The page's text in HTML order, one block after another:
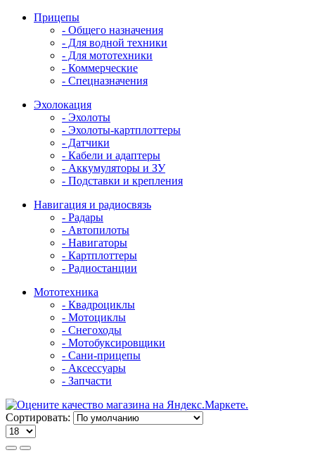
Прицепы
- Общего назначения
- Для водной техники
- Для мототехники
- Коммерческие
- Спецназначения
Эхолокация
- Эхолоты
- Эхолоты-картплоттеры
- Датчики
- Кабели и адаптеры
- Аккумуляторы и ЗУ
- Подставки и крепления
Навигация и радиосвязь
- Радары
- Автопилоты
- Навигаторы
- Картплоттеры
- Радиостанции
Мототехника
- Квадроциклы
- Мотоциклы
- Снегоходы
- Мотобуксировщики
- Сани-прицепы
- Аксессуары
- Запчасти
Сортировать: